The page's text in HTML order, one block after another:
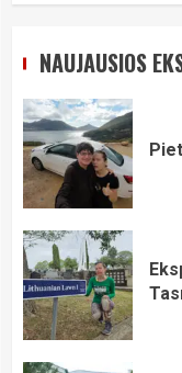
NAUJAUSIOS